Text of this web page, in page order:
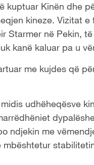
kuptuar Kinën dhe
kineze. Vizitat
Starmer në Pekin,
kanë kaluar pa u
me kujdes që
udhëheqësve
ndjekin me